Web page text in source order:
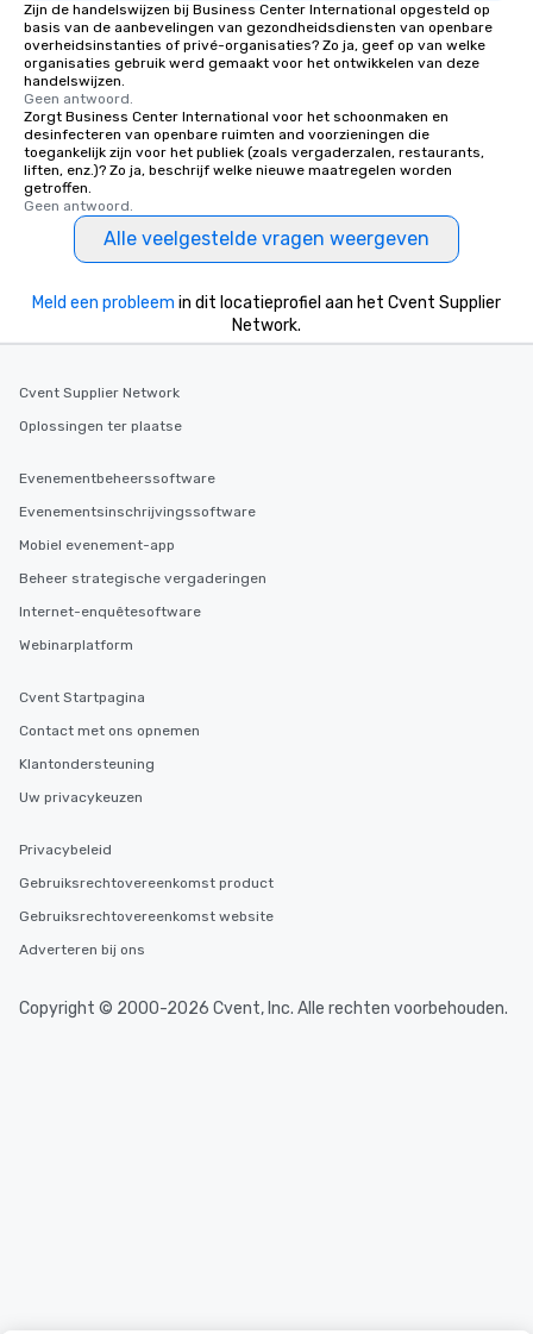
Zijn de handelswijzen bij Business Center International opgesteld op
basis van de aanbevelingen van gezondheidsdiensten van openbare
overheidsinstanties of privé-organisaties? Zo ja, geef op van welke
organisaties gebruik werd gemaakt voor het ontwikkelen van deze
handelswijzen.
Geen antwoord.
Zorgt Business Center International voor het schoonmaken en
desinfecteren van openbare ruimten and voorzieningen die
toegankelijk zijn voor het publiek (zoals vergaderzalen, restaurants,
liften, enz.)? Zo ja, beschrijf welke nieuwe maatregelen worden
getroffen.
Geen antwoord.
Alle veelgestelde vragen weergeven
Meld een probleem in dit locatieprofiel aan het Cvent Supplier
Network.
Cvent Supplier Network
Oplossingen ter plaatse
Evenementbeheerssoftware
Evenementsinschrijvingssoftware
Mobiel evenement-app
Beheer strategische vergaderingen
Internet-enquêtesoftware
Webinarplatform
Cvent Startpagina
Contact met ons opnemen
Klantondersteuning
Uw privacykeuzen
Privacybeleid
Gebruiksrechtovereenkomst product
Gebruiksrechtovereenkomst website
Adverteren bij ons
Copyright © 2000-2026 Cvent, Inc. Alle rechten voorbehouden.